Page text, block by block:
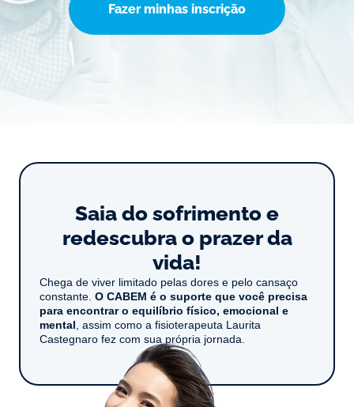
Fazer minhas inscrição
Saia do sofrimento e
redescubra o prazer da
vida!​
Chega de viver limitado pelas dores e pelo cansaço
constante. O CABEM é o suporte que você precisa
para encontrar o equilíbrio físico, emocional e
mental , assim como a fisioterapeuta Laurita
Castegnaro fez com sua própria jornada.